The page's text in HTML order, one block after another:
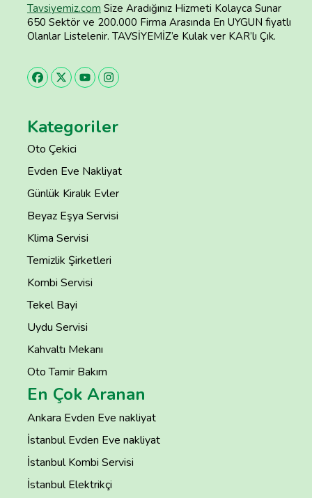
Tavsiyemiz.com Size Aradığınız Hizmeti Kolayca Sunar
650 Sektör ve 200.000 Firma Arasında En UYGUN fiyatlı
Olanlar Listelenir. TAVSİYEMİZ’e Kulak ver KAR’lı Çık.
Kategoriler
Oto Çekici
Evden Eve Nakliyat
Günlük Kiralık Evler
Beyaz Eşya Servisi
Klima Servisi
Temizlik Şirketleri
Kombi Servisi
Tekel Bayi
Uydu Servisi
Kahvaltı Mekanı
Oto Tamir Bakım
En Çok Aranan
Ankara Evden Eve nakliyat
İstanbul Evden Eve nakliyat
İstanbul Kombi Servisi
İstanbul Elektrikçi